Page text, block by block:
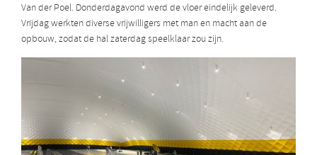
Van der Poel. Donderdagavond werd de vloer eindelijk geleverd.
Vrijdag werkten diverse vrijwilligers met man en macht aan de
opbouw, zodat de hal zaterdag speelklaar zou zijn.